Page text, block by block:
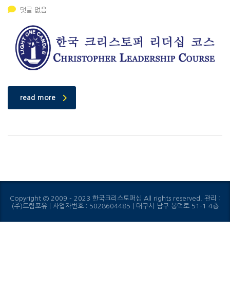
댓글 없음
read more
Copyright © 2009 - 2023 한국크리스토퍼십 All rights reserved. 관리 :
(주)드림포유 | 사업자번호 : 5028604485 | 대구시 남구 봉덕로 51-1 4층